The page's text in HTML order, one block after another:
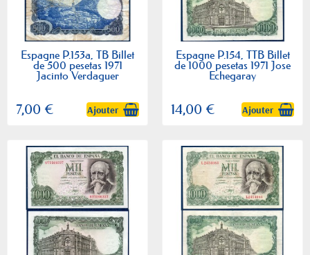
Espagne P.153a, TB Billet
de 500 pesetas 1971
Jacinto Verdaguer
7,00 € Ajouter
Espagne P.154, TTB Billet
de 1000 pesetas 1971 Jose
Echegaray
14,00 € Ajouter